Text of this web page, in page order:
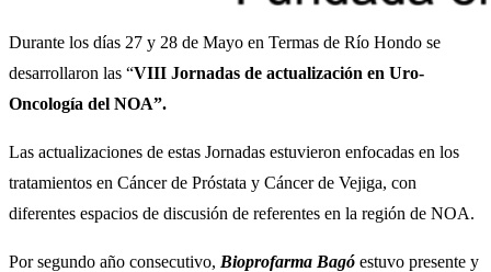
Durante los días 27 y 28 de Mayo en Termas de Río Hondo se
desarrollaron las “VIII Jornadas de actualización en Uro-
Oncología del NOA”.
Las actualizaciones de estas Jornadas estuvieron enfocadas en los
tratamientos en Cáncer de Próstata y Cáncer de Vejiga, con
diferentes espacios de discusión de referentes en la región de NOA.
Por segundo año consecutivo, Bioprofarma Bagó estuvo presente y